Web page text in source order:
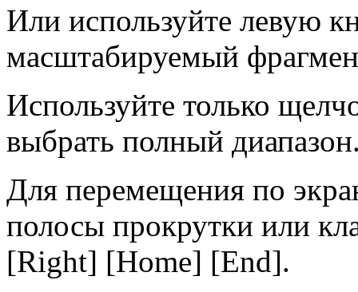
Или используйте левую
масштабируемый
Используйте только
выбрать полный
Для перемещения по
полосы прокрутки или
[Right] [Home] [End].